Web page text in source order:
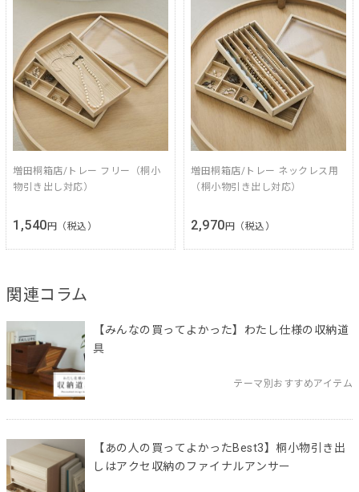
増田桐箱店/トレー フリー（桐小
物引き出し対応）
1,540 円（税込）
増田桐箱店/トレー ネックレス用
（桐小物引き出し対応）
2,970 円（税込）
関連コラム
【みんなの買ってよかった】わたし仕様の収納道
具
テーマ別おすすめアイテム
【あの人の買ってよかったBest3】桐小物引き出
しはアクセ収納のファイナルアンサー